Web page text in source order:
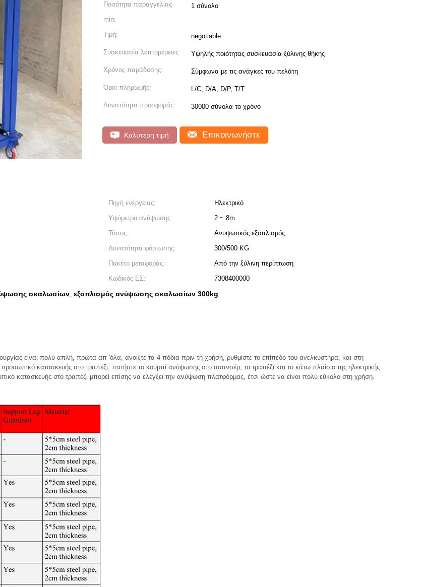
Ποσότητα παραγγελίας
min:
1 σύνολο
Τιμή: negotiable
Συσκευασία λεπτομέρειες: Υψηλής ποιότητας συσκευασία ξύλινης θήκης
Χρόνος παράδοσης: Σύμφωνα με τις ανάγκες του πελάτη
Όροι πληρωμής: L/C, D/A, D/P, T/T
Δυνατότητα προσφοράς: 30000 σύνολα το χρόνο
Καλύτερη τιμή Επικοινωνήστε
Πηγή ενέργειας:
Ηλεκτρικό
Υψόμετρο ανύψωσης:
2 ~ 8m
Τύπος:
Ανυψωτικός εξοπλισμός
Δυνατότητα φόρτωσης:
300/500 KG
Πακέτο μεταφοράς:
Από την ξύλινη περίπτωση
Κωδικός ΕΣ:
7308400000
σκαλωσίων, εξοπλισμός ανύψωσης σκαλωσίων 300kg
είναι πολύ απλή, πρώτα απ 'όλα, ανοίξτε τα 4 πόδια πριν τη χρήση, ρυθμίστε το επίπεδο του ανελκυστήρα, και στη
προσωπικό κατασκευής στο τραπέζι, πατήστε το κουμπί ανύψωσης στο ασανσέρ, το τραπέζι και το κάτω πλαίσιο της ηλεκτρικής
κατασκευής στο τραπέζι μπορεί επίσης να ελέγξει την ανύψωση πλατφόρμας, έτσι ώστε να είναι πολύ εύκολο στη χρήση.